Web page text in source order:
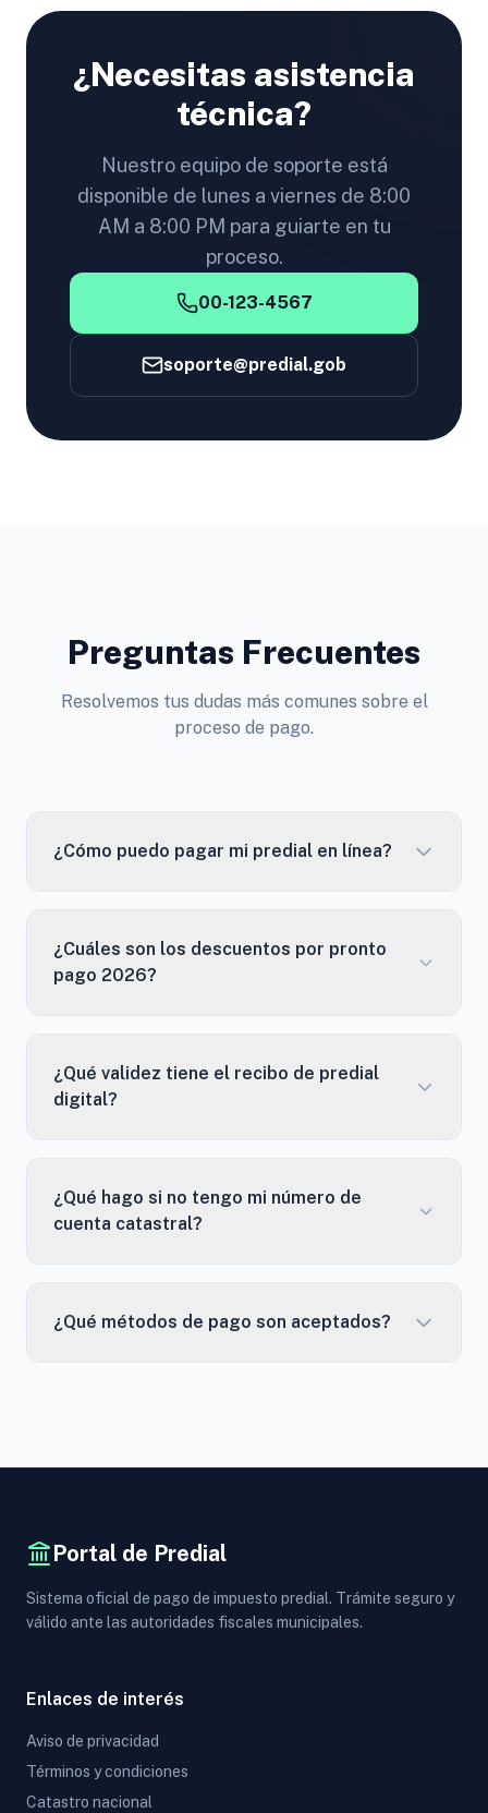
¿Necesitas asistencia
técnica?
Nuestro equipo de soporte está
disponible de lunes a viernes de 8:00
AM a 8:00 PM para guiarte en tu
proceso.
00-123-4567
soporte@predial.gob
Preguntas Frecuentes
Resolvemos tus dudas más comunes sobre el
proceso de pago.
¿Cómo puedo pagar mi predial en línea?
¿Cuáles son los descuentos por pronto
pago 2026?
¿Qué validez tiene el recibo de predial
digital?
¿Qué hago si no tengo mi número de
cuenta catastral?
¿Qué métodos de pago son aceptados?
Portal de Predial
Sistema oficial de pago de impuesto predial. Trámite seguro y
válido ante las autoridades fiscales municipales.
Enlaces de interés
Aviso de privacidad
Términos y condiciones
Catastro nacional